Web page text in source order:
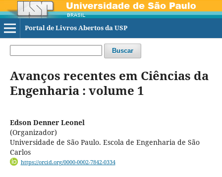
Portal de Livros Abertos da USP
Buscar
Avanços recentes em Ciências da
Engenharia : volume 1
Edson Denner Leonel
(Organizador)
Universidade de São Paulo. Escola de Engenharia de São
Carlos
https://orcid.org/0000-0002-7842-0334